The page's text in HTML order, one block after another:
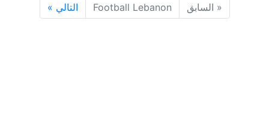
« السابق Football Lebanon التالي »